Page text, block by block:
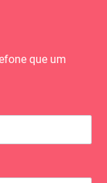
que um